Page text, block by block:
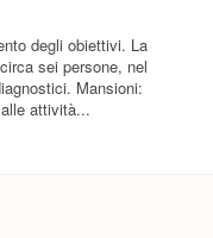
degli obiettivi. La
sei persone, nel
Mansioni:
attività...